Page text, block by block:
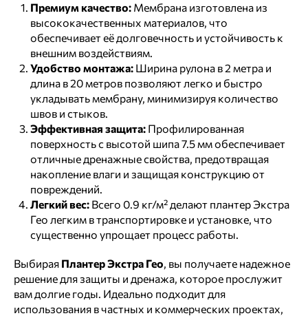
Премиум качество:Мембрана изготовлена из
высококачественных материалов, что
обеспечивает её долговечность и устойчивость к
внешним воздействиям.
Удобство монтажа:Ширина рулона в 2 метра и
длина в 20 метров позволяют легко и быстро
укладывать мембрану, минимизируя количество
швов и стыков.
Эффективная защита:Профилированная
поверхность с высотой шипа 7.5 мм обеспечивает
отличные дренажные свойства, предотвращая
накопление влаги и защищая конструкцию от
повреждений.
Легкий вес:Всего 0.9 кг/м² делают плантер Экстра
Гео легким в транспортировке и установке, что
существенно упрощает процесс работы.
ВыбираяПлантер Экстра Гео, вы получаете надежное
решение для защиты и дренажа, которое прослужит
вам долгие годы. Идеально подходит для
использования в частных и коммерческих проектах,